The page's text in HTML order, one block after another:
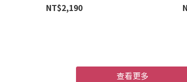
NT$2,190
查看更多